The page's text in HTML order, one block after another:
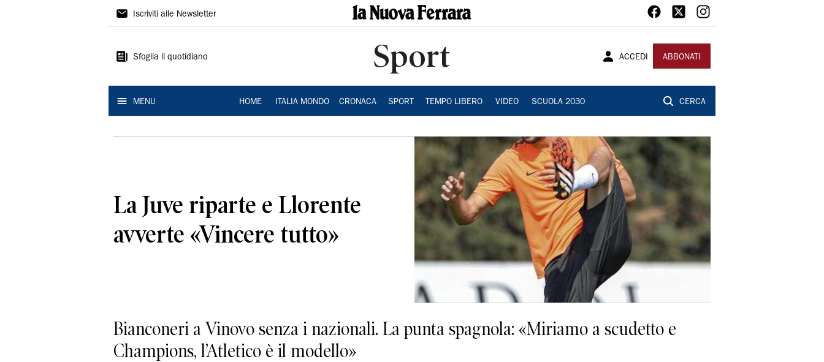
La
Ferrara
Iscriviti alle Newsletter
Sfoglia il quotidiano Sport ACCEDI ABBONATI
MENU HOME ITALIA MONDO CRONACA SPORT TEMPO LIBERO VIDEO SCUOLA 2030 CERCA
La Juve riparte e Llorente
avverte «Vincere tutto»
Bianconeri a Vinovo senza i nazionali. La punta spagnola: «Miriamo a scudetto e
Champions, l’Atletico è il modello»